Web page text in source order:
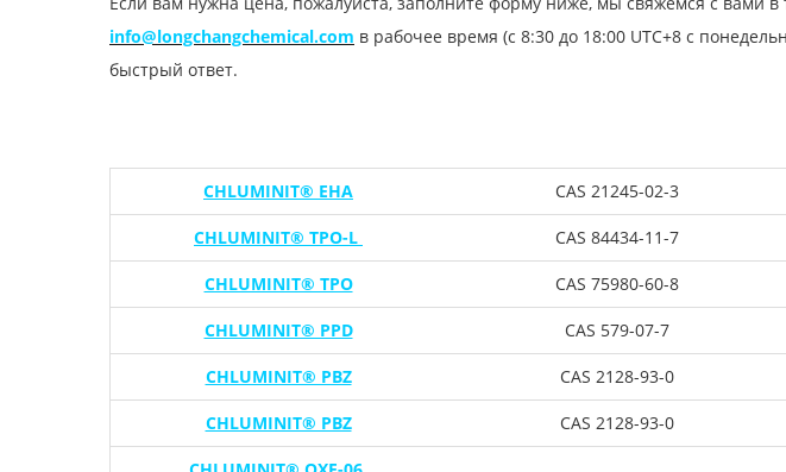
info@longchangchemical.com в рабочее время (с 8:30 до 18:00 UTC+8 с
быстрый ответ.
CHLUMINIT® EHA CAS 21245-02-3
CHLUMINIT® TPO-L CAS 84434-11-7
CHLUMINIT® TPO CAS 75980-60-8
CHLUMINIT® PPD CAS 579-07-7
CHLUMINIT® PBZ CAS 2128-93-0
CHLUMINIT® PBZ CAS 2128-93-0